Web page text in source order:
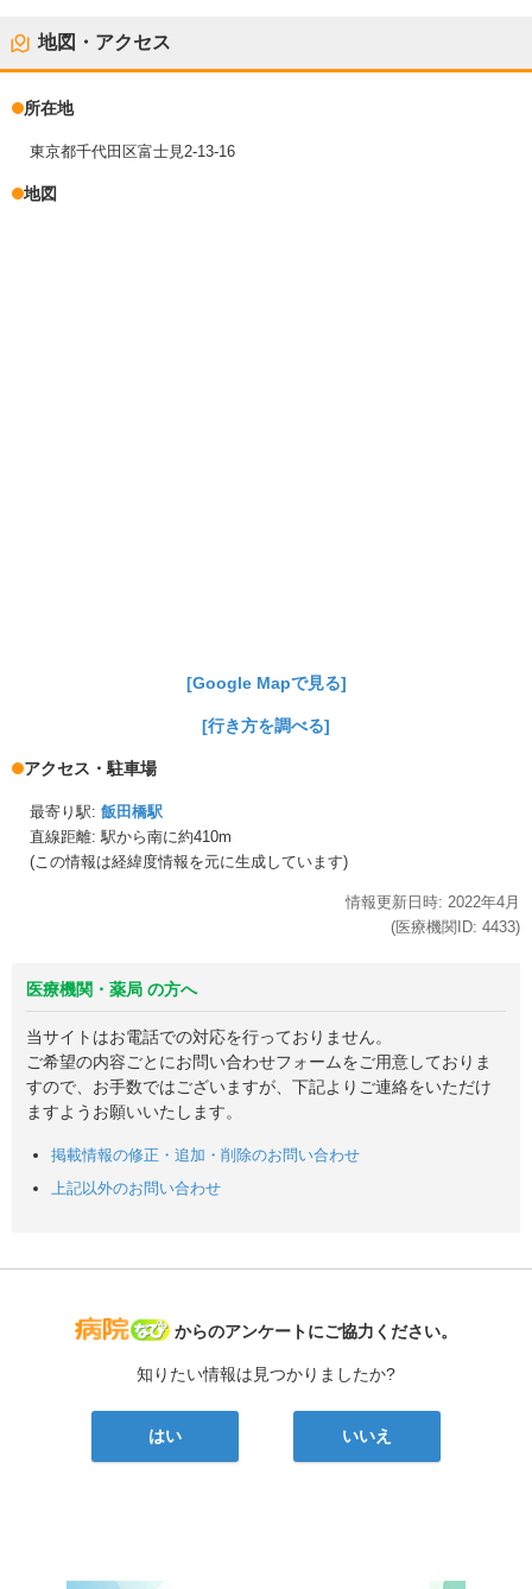
地図・アクセス
所在地
東京都千代田区富士見2-13-16
地図
[Google Mapで見る]
[行き方を調べる]
アクセス・駐車場
最寄り駅: 飯田橋駅
直線距離: 駅から南に約410m
(この情報は経緯度情報を元に生成しています)
情報更新日時: 2022年4月
(医療機関ID: 4433)
医療機関・薬局 の方へ
当サイトはお電話での対応を行っておりません。
ご希望の内容ごとにお問い合わせフォームをご用意しておりま
すので、お手数ではございますが、下記よりご連絡をいただけ
ますようお願いいたします。
掲載情報の修正・追加・削除のお問い合わせ
上記以外のお問い合わせ
病院なび
からのアンケートにご協力ください。
知りたい情報は見つかりましたか?
はい いいえ